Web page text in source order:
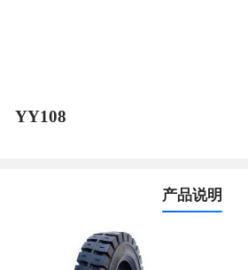
YY108
产品说明